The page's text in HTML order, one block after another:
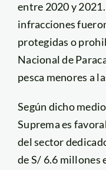
entre 2020 y
infracciones
protegidas o
Nacional de
pesca menores a
Según dicho
Suprema es
del sector
de S/ 6.6 millones